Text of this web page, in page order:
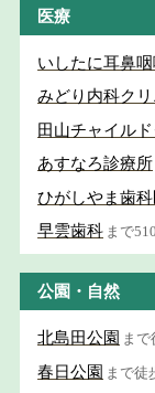
医療
いしたに耳鼻
みどり内科クリ
田山チャイル
あすなろ診療所
ひがしやま歯
早雲歯科 まで
公園・自然
北島田公園 ま
春日公園 まで徒